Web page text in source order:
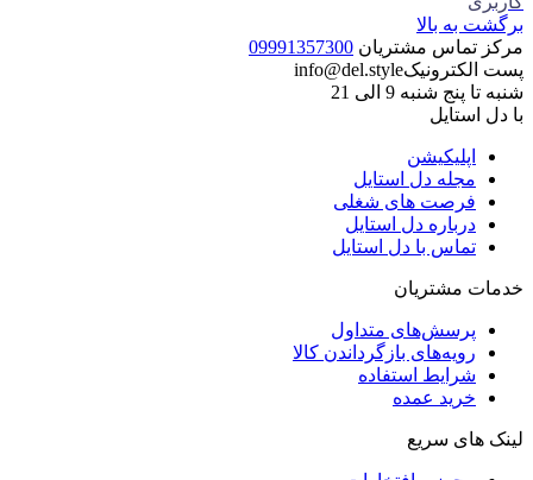
محصول مورد نظر خود را جستجو کنید.
خانه
دسته بندی
تماس با ما
کاربری
برگشت به بالا
مرکز تماس مشتریان 09991357300
پست الکترونیکinfo@del.style
با دل استایل
اپلیکیشن
مجله دل استایل
فرصت های شغلی
درباره دل استایل